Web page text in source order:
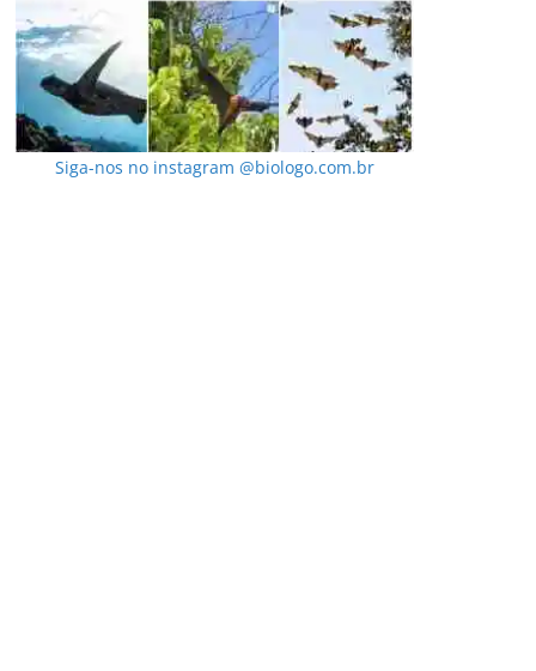
Siga-nos no instagram @biologo.com.br